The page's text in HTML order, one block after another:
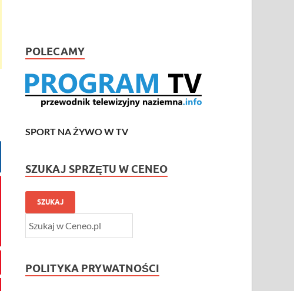
POLECAMY
SPORT NA ŻYWO W TV
SZUKAJ SPRZĘTU W CENEO
SZUKAJ
POLITYKA PRYWATNOŚCI